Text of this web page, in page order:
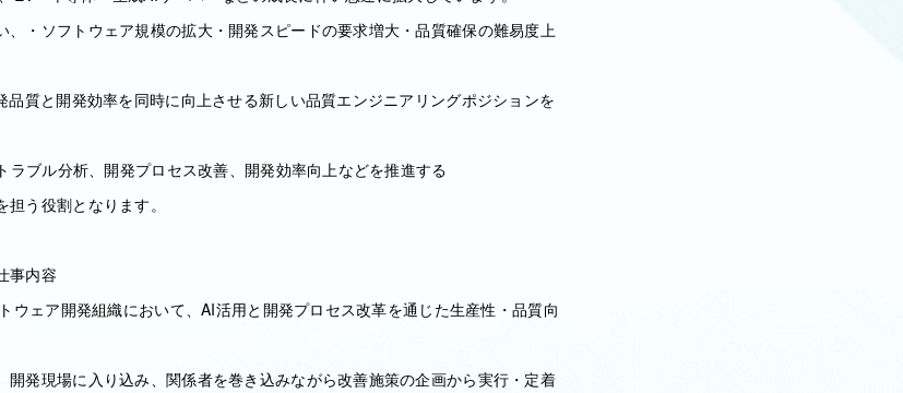
、・ソフトウェア規模の拡大・開発スピードの要求増大・品質確保の難易度上
品質と開発効率を同時に向上させる新しい品質エンジニアリングポジションを
ラブル分析、開発プロセス改善、開発効率向上などを推進する
う役割となります。
事内容
ウェア開発組織において、AI活用と開発プロセス改革を通じた生産性・品質向
開発現場に入り込み、関係者を巻き込みながら改善施策の企画から実行・定着